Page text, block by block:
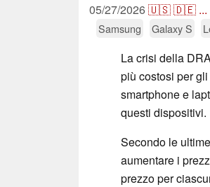
05/27/2026🇺🇸🇩🇪 ...
Samsung Galaxy S
La crisi della
più costosi per
smartphone e
questi dispositivi.
Secondo le
aumentare i
prezzo per